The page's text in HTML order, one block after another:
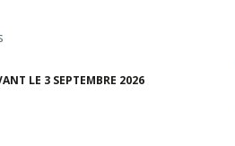
LE 3 SEPTEMBRE 2026